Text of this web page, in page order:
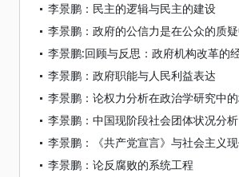
李景鹏：民主的逻辑与民主的建设
李景鹏：政府职能与人民利益表达
李景鹏：中国现阶段社会团体状况分析
李景鹏：论反腐败的系统工程